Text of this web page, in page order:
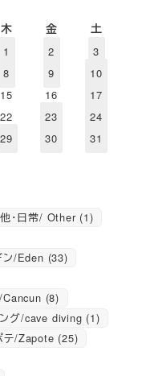
木 金 土
1 2
3
8 9
10
15 16
17
22 23
24
29 30 31
・日常/ Other (1)
ン/Eden (33)
Cancun (8)
グ/cave diving (1)
テ/Zapote (25)